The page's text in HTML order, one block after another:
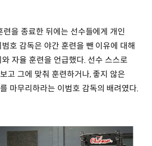
련을 종료한 뒤에는 선수들에게 개인
호 감독은 야간 훈련을 뺀 이유에 대해
자율 훈련을 언급했다. 선수 스스로
고 그에 맞춰 훈련하거나, 좋지 않은
마무리하라는 이범호 감독의 배려였다.